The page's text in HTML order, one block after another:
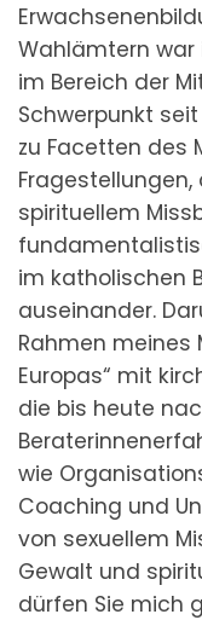
Wahlämtern war
im Bereich der
Schwerpunkt
zu Facetten des
spirituellem
im katholischen
auseinander.
Rahmen meines
Europas“ mit
die bis heute
wie
Coaching und
von sexuellem
Gewalt und
dürfen Sie mich